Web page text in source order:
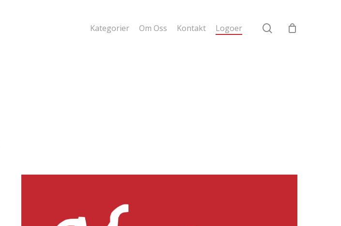
Kategorier Om Oss Kontakt Logoer search